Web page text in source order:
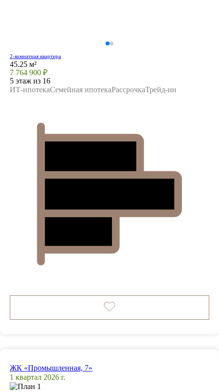
2-комнатная квартира
45.25 м²
7 764 900 ₽
5 этаж из 16
ИТ-ипотекаСемейная ипотекаРассрочкаТрейд-ин
ЖК «Промышленная, 7»
1 квартал 2026 г.